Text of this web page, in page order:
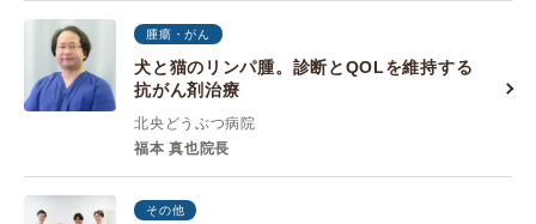
腫瘍・がん
犬と猫のリンパ腫。診断とQOLを維持する
抗がん剤治療
北央どうぶつ病院
福本 真也院長
その他